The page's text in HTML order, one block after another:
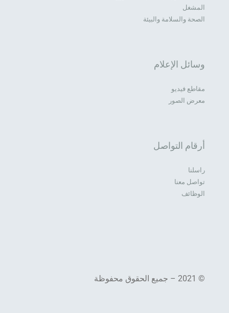
المشغل
الصحة والسلامة والبيئة
وسائل الإعلام
مقاطع فيديو
معرض الصور
أرقام التواصل
راسلنا
تواصل معنا
الوظائف
© 2021 – جميع الحقوق محفوظة